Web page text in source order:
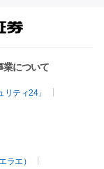
業について
ティ24」
ラエ）